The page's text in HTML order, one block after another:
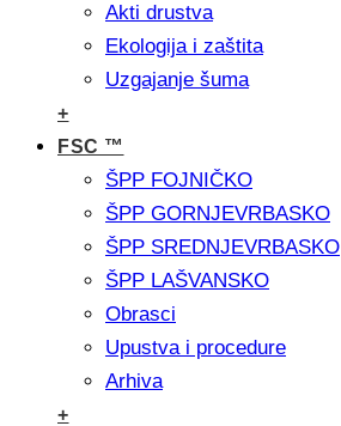
Akti drustva
Ekologija i zaštita
Uzgajanje šuma
+
FSC ™
ŠPP FOJNIČKO
ŠPP GORNJEVRBASKO
ŠPP SREDNJEVRBASKO
ŠPP LAŠVANSKO
Obrasci
Upustva i procedure
Arhiva
+